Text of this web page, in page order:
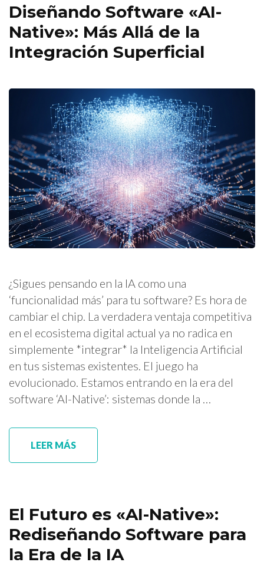
Diseñando Software «AI-
Native»: Más Allá de la
Integración Superficial
¿Sigues pensando en la IA como una
‘funcionalidad más’ para tu software? Es hora de
cambiar el chip. La verdadera ventaja competitiva
en el ecosistema digital actual ya no radica en
simplemente *integrar* la Inteligencia Artificial
en tus sistemas existentes. El juego ha
evolucionado. Estamos entrando en la era del
software ‘AI-Native’: sistemas donde la …
LEER MÁS
El Futuro es «AI-Native»:
Rediseñando Software para
la Era de la IA